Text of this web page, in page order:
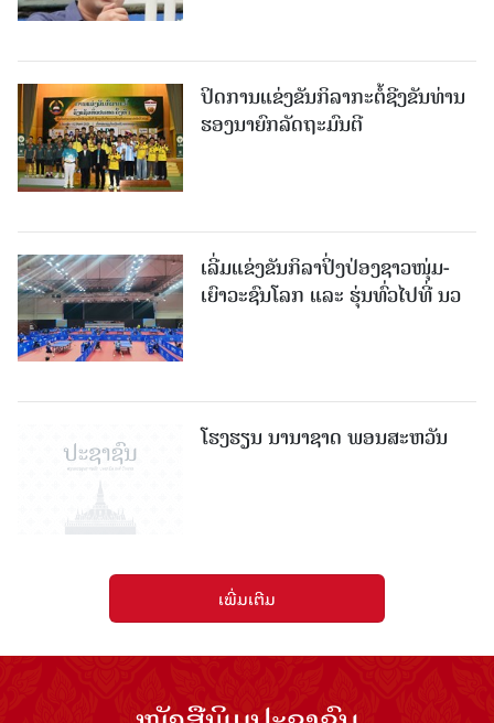
ປິດການແຂ່ງຂັນກິລາກະຕໍ້ຊີງຂັນທ່ານ
ຮອງນາຍົກລັດຖະມົນຕີ
ເລີ່ມແຂ່ງຂັນກິລາປິ່ງປ່ອງຊາວໜຸ່ມ-
ເຍົາວະຊົນໂລກ ແລະ ຮຸ່ນທົ່ວໄປທີ່ ນວ
ໂຮງຮຽນ ນານາຊາດ ພອນສະຫວັນ
ເພີ່ມເຕີມ